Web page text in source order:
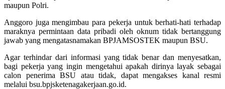
maupun Polri.
Anggoro juga mengimbau para pekerja untuk berhati-hati terhadap
maraknya permintaan data pribadi oleh oknum tidak bertanggung
jawab yang mengatasnamakan BPJAMSOSTEK maupun BSU.
Agar terhindar dari informasi yang tidak benar dan menyesatkan,
bagi pekerja yang ingin mengetahui apakah dirinya layak sebagai
calon penerima BSU atau tidak, dapat mengakses kanal resmi
melalui bsu.bpjsketenagakerjaan.go.id.